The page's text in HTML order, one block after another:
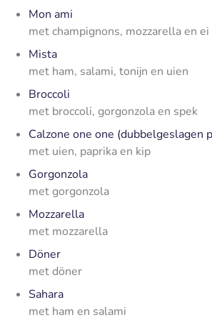
Mon ami
met champignons, mozzarella en ei
Mista
met ham, salami, tonijn en uien
Broccoli
met broccoli, gorgonzola en spek
Calzone one one (dubbelgeslagen
met uien, paprika en kip
Gorgonzola
met gorgonzola
Mozzarella
met mozzarella
Döner
met döner
Sahara
met ham en salami